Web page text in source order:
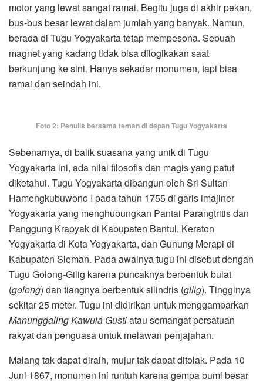
motor yang lewat sangat ramai. Begitu juga di akhir pekan,
bus-bus besar lewat dalam jumlah yang banyak. Namun,
berada di Tugu Yogyakarta tetap mempesona. Sebuah
magnet yang kadang tidak bisa dilogikakan saat
berkunjung ke sini. Hanya sekadar monumen, tapi bisa
ramai dan seindah ini.
Foto 2: Penulis bersama teman di depan Tugu Yogyakarta
Sebenarnya, di balik suasana yang unik di Tugu
Yogyakarta ini, ada nilai filosofis dan magis yang patut
diketahui. Tugu Yogyakarta dibangun oleh Sri Sultan
Hamengkubuwono I pada tahun 1755 di garis imajiner
Yogyakarta yang menghubungkan Pantai Parangtritis dan
Panggung Krapyak di Kabupaten Bantul, Keraton
Yogyakarta di Kota Yogyakarta, dan Gunung Merapi di
Kabupaten Sleman. Pada awalnya tugu ini disebut dengan
Tugu Golong-Gilig karena puncaknya berbentuk bulat
(golong) dan tiangnya berbentuk silindris (gilig). Tingginya
sekitar 25 meter. Tugu ini didirikan untuk menggambarkan
Manunggaling Kawula Gustiatau semangat persatuan
rakyat dan penguasa untuk melawan penjajahan.
Malang tak dapat diraih, mujur tak dapat ditolak. Pada 10
Juni 1867, monumen ini runtuh karena gempa bumi besar